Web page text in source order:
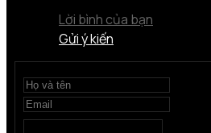
Lời bình của bạn
Gửi ý kiến